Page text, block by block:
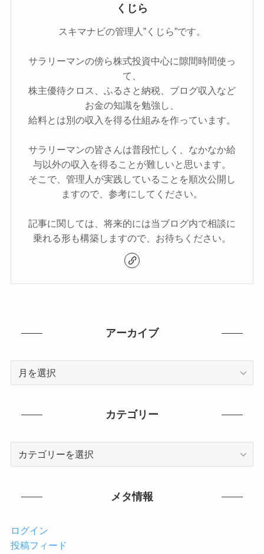
くじら
スキマナビの管理人”くじら”です。
サラリーマンの傍ら株式投資中心に隙間時間使っ
て、
株主優待クロス、ふるさと納税、ブログ収入など
お金の知識を勉強し、
給料とは別の収入を得る仕組みを作っています。
サラリーマンの皆さんは普段忙しく、なかなか給
与以外の収入を得ることが難しいと思います。
そこで、管理人が実践していることを順次公開し
ますので、参考にしてください。
記事に関しては、将来的には当ブログ内で相談に
乗れる形も構築しますので、お待ちください。
アーカイブ
カテゴリー
メタ情報
ログイン
投稿フィード